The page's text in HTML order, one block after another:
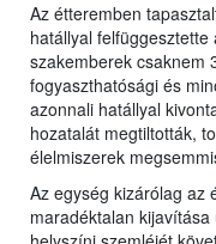
Az étteremben
hatállyal
szakemberek csaknem
fogyaszthatósági és
azonnali hatállyal
hozatalát megtiltották,
élelmiszerek
Az egység kizárólag az
maradéktalan